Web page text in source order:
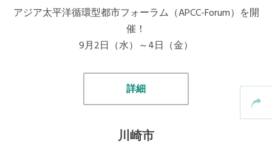
アジア太平洋循環型都市フォーラム（APCC-Forum）を開
催！
9月2日（水）～4日（金）
詳細
川崎市